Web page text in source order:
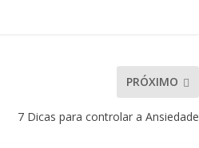
PRÓXIMO
7 Dicas para controlar a Ansiedade